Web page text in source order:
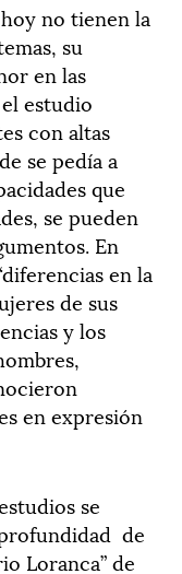
no tienen la
su
en las
estudio
con altas
se pedía a
que
se pueden
En
en la
de sus
y los
en expresión
se
de
Loranca” de